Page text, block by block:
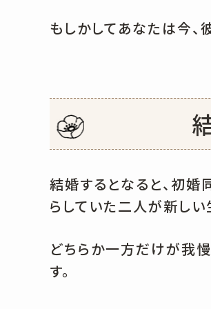
もしかしてあなたは今
結婚するとなると、初
らしていた二人が新しい
どちらか一方だけが我
す。